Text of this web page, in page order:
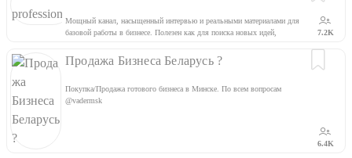
Мощный канал, насыщенный интервью и реальными материалами для
базовой работы в бизнесе. Полезен как для поиска новых идей,
7.2K
Продажа Бизнеса Беларусь ?
Покупка/Продажа готового бизнеса в Минске. По всем вопросам
@vadermsk
6.4K